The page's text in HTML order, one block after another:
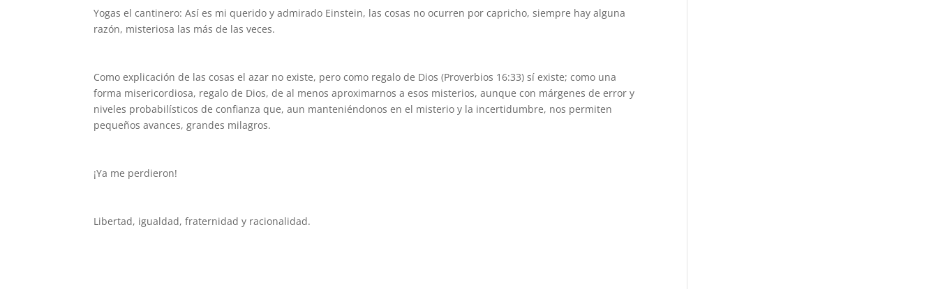
Yogas el cantinero: Así es mi querido y admirado Einstein, las cosas no ocurren por capricho, siempre hay alguna
razón, misteriosa las más de las veces.
Como explicación de las cosas el azar no existe, pero como regalo de Dios (Proverbios 16:33) sí existe; como una
forma misericordiosa, regalo de Dios, de al menos aproximarnos a esos misterios, aunque con márgenes de error y
niveles probabilísticos de confianza que, aun manteniéndonos en el misterio y la incertidumbre, nos permiten
pequeños avances, grandes milagros.
¡Ya me perdieron!
Libertad, igualdad, fraternidad y racionalidad.